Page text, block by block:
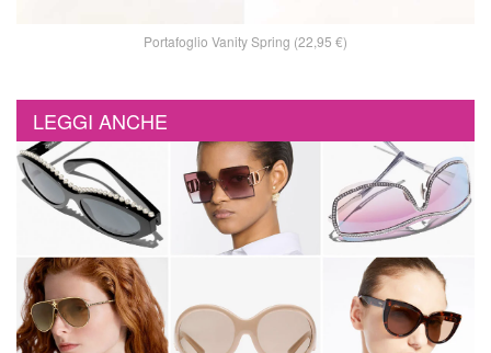
Portafoglio Vanity Spring (22,95 €)
LEGGI ANCHE